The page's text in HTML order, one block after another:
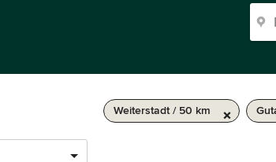
Weiterstadt / 50 km